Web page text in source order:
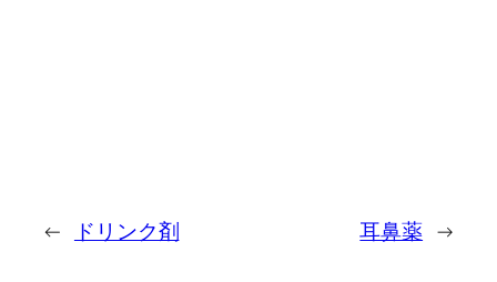
← ドリンク剤 耳鼻薬 →